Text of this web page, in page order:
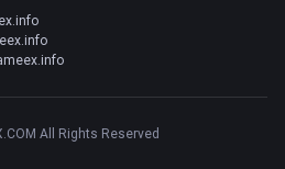
All Rights Reserved